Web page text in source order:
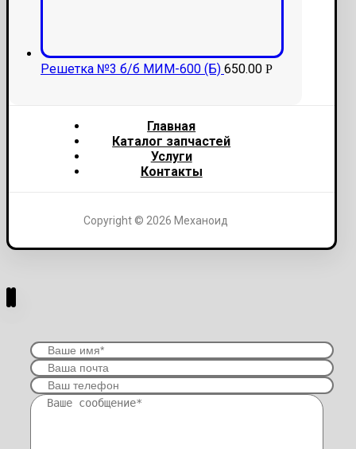
Решетка №3 б/б МИМ-600 (Б) 650.00 Р
Главная
Каталог запчастей
Услуги
Контакты
Copyright © 2026 Механоид